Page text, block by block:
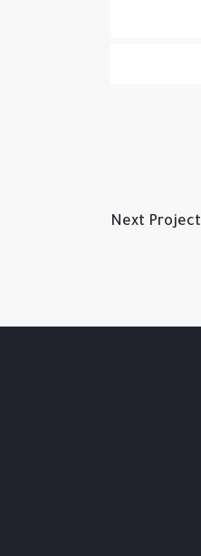
Next Project